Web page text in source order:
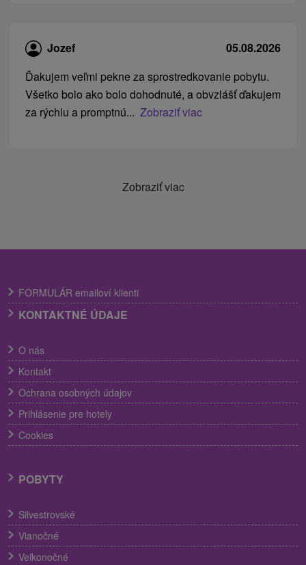
Jozef
05.08.2026
Ďakujem veľmi pekne za sprostredkovanie pobytu.
Všetko bolo ako bolo dohodnuté, a obvzlášť ďakujem
za rýchlu a promptnú... Zobraziť viac
Zobraziť viac
FORMULÁR emailoví klienti
KONTAKTNÉ ÚDAJE
O nás
Kontakt
Ochrana osobných údajov
Prihlásenie pre hotely
Cookies
POBYTY
Silvestrovské
Vianočné
Veľkonočné